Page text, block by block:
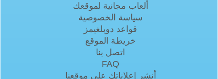
ألعاب مجانية لموقعك
سياسة الخصوصية
قواعد دوبلغيمز
خريطة الموقع
اتصل بنا
FAQ
أنشر إعلاناتك على موقعنا